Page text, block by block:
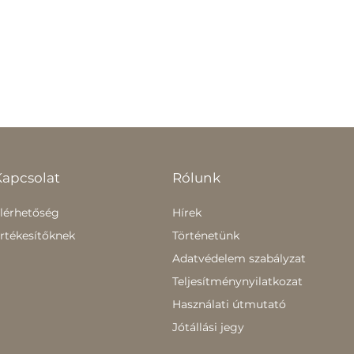
Rólunk
Hírek
Történetünk
Adatvédelem szabályzat
Teljesítménynyilatkozat
Használati útmutató
Jótállási jegy